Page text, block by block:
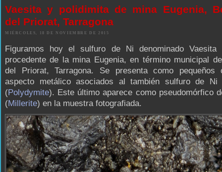
Vaesita y polidimita de mina Eugenia,
del Priorat, Tarragona
MIÉRCOLES, 18 DE NOVIEMBRE DE 2015
Figuramos hoy el sulfuro de Ni denominado Vaesita
procedente de la mina Eugenia, en término municipal
del Priorat, Tarragona. Se presenta como pequeños
aspecto metálico asociados al también sulfuro de Ni
(Polydymite). Este último aparece como pseudomórfico
(Millerite) en la muestra fotografiada.